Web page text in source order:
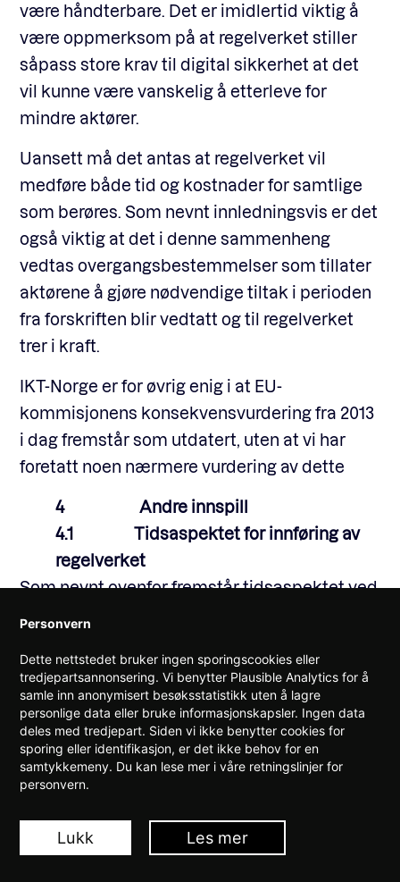
være håndterbare. Det er imidlertid viktig å
være oppmerksom på at regelverket stiller
såpass store krav til digital sikkerhet at det
vil kunne være vanskelig å etterleve for
mindre aktører.
Uansett må det antas at regelverket vil
medføre både tid og kostnader for samtlige
som berøres. Som nevnt innledningsvis er det
også viktig at det i denne sammenheng
vedtas overgangsbestemmelser som tillater
aktørene å gjøre nødvendige tiltak i perioden
fra forskriften blir vedtatt og til regelverket
trer i kraft.
IKT-Norge er for øvrig enig i at EU-
kommisjonens konsekvensvurdering fra 2013
i dag fremstår som utdatert, uten at vi har
foretatt noen nærmere vurdering av dette
4 Andre innspill
4.1 Tidsaspektet for innføring av
regelverket
Som nevnt ovenfor fremstår tidsaspektet ved
overgangsbestemmelser. Forskriftens § 24
angir at forskriften «trer i kraft straks», uten at
det er gitt noen nærmere indikasjoner for når
dette kan være. IKT-Norge mener dette er
problematisk, og at regelverket må suppleres
overgangsbestemmelser.
Personvern
Dette nettstedet bruker ingen sporingscookies eller
tredjepartsannonsering. Vi benytter Plausible Analytics for å
samle inn anonymisert besøksstatistikk uten å lagre
personlige data eller bruke informasjonskapsler. Ingen data
deles med tredjepart. Siden vi ikke benytter cookies for
sporing eller identifikasjon, er det ikke behov for en
samtykkemeny. Du kan lese mer i våre retningslinjer for
personvern.
Lukk Les mer